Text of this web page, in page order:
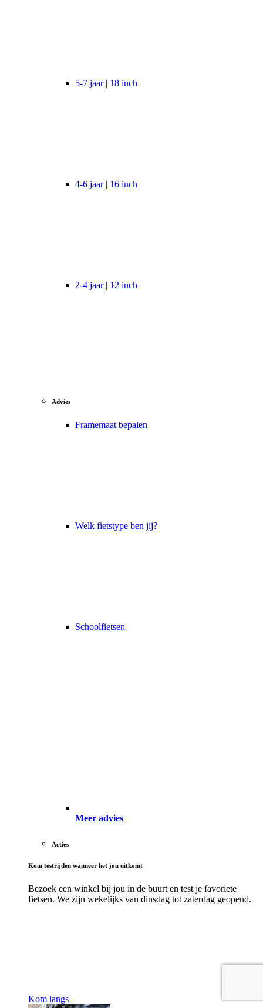
5-7 jaar | 18 inch
4-6 jaar | 16 inch
2-4 jaar | 12 inch
Advies
Framemaat bepalen
Welk fietstype ben jij?
Schoolfietsen
Meer advies
Acties
Kom testrijden wanneer het jou uitkomt
Bezoek een winkel bij jou in de buurt en test je favoriete
fietsen. We zijn wekelijks van dinsdag tot zaterdag geopend.
Kom langs